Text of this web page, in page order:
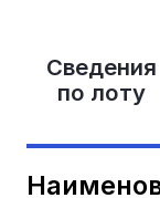
Сведения
по лоту